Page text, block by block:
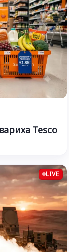
Tesco
LIVE